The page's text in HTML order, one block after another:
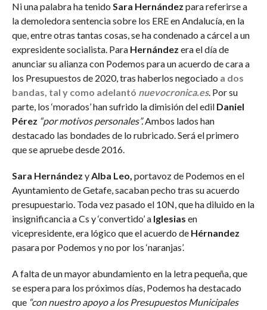
Ni una palabra ha tenido Sara Hernández para referirse a
la demoledora sentencia sobre los ERE en Andalucía, en la
que, entre otras tantas cosas, se ha condenado a cárcel a un
expresidente socialista. Para Hernández era el día de
anunciar su alianza con Podemos para un acuerdo de cara a
los Presupuestos de 2020, tras haberlos negociado a dos
bandas, tal y como adelantó nuevocronica.es. Por su
parte, los ‘morados’ han sufrido la dimisión del edilDaniel
Pérez “por motivos personales”.Ambos lados han
destacado las bondades de lo rubricado. Será el primero
que se apruebe desde 2016.
Sara Hernández yAlba Leo, portavoz de Podemos en el
Ayuntamiento de Getafe, sacaban pecho tras su acuerdo
presupuestario. Toda vez pasado el 10N, que ha diluido en la
insignificancia a Cs y ‘convertido’ a Iglesias en
vicepresidente, era lógico que el acuerdo de Hérnandez
pasara por Podemos y no por los ‘naranjas’.
A falta de un mayor abundamiento en la letra pequeña, que
se espera para los próximos días, Podemos ha destacado
que“con nuestro apoyo a los Presupuestos Municipales